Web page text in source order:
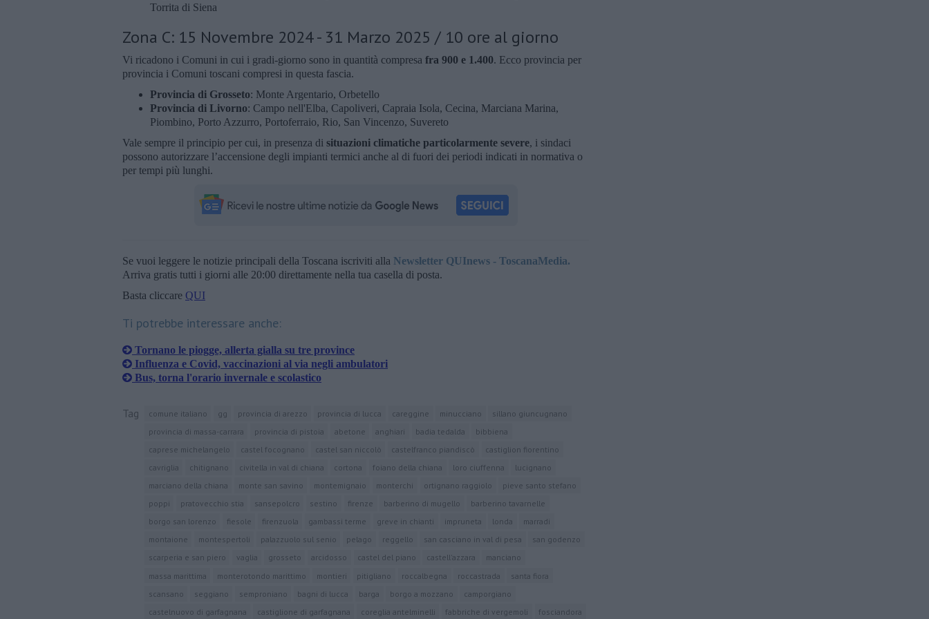
Torrita di Siena
Zona C: 15 Novembre 2024 - 31 Marzo 2025 / 10 ore al giorno
Vi ricadono i Comuni in cui i gradi-giorno sono in quantità compresa fra 900 e 1.400. Ecco provincia per
provincia i Comuni toscani compresi in questa fascia.
Provincia di Grosseto: Monte Argentario, Orbetello
Provincia di Livorno: Campo nell'Elba, Capoliveri, Capraia Isola, Cecina, Marciana Marina,
Piombino, Porto Azzurro, Portoferraio, Rio, San Vincenzo, Suvereto
Vale sempre il principio per cui, in presenza di situazioni climatiche particolarmente severe, i sindaci
possono autorizzare l’accensione degli impianti termici anche al di fuori dei periodi indicati in normativa o
per tempi più lunghi.
Se vuoi leggere le notizie principali della Toscana iscriviti alla Newsletter QUInews - ToscanaMedia.
Arriva gratis tutti i giorni alle 20:00 direttamente nella tua casella di posta.
Basta cliccare QUI
Ti potrebbe interessare anche:
Tornano le piogge, allerta gialla su tre province
Influenza e Covid, vaccinazioni al via negli ambulatori
Bus, torna l'orario invernale e scolastico
Tag comune italiano gg provincia di arezzo provincia di lucca careggine minucciano
sillano giuncugnano
provincia di massa-carrara
provincia di pistoia abetone anghiari badia tedalda
bibbiena
caprese michelangelo
castel focognano castel san niccolò castelfranco piandiscò
castiglion fiorentino
cavriglia
chitignano civitella in val di chiana cortona foiano della chiana loro ciuffenna
lucignano
marciano della chiana
monte san savino montemignaio monterchi ortignano raggiolo
pieve santo stefano
poppi
pratovecchio stia sansepolcro sestino firenze barberino di mugello
barberino tavarnelle
borgo san lorenzo
fiesole firenzuola gambassi terme greve in chianti impruneta londa
marradi
montaione
montespertoli palazzuolo sul senio pelago reggello san casciano in val di pesa
san godenzo
scarperia e san piero
vaglia grosseto arcidosso castel del piano castell'azzara
manciano
massa marittima
monterotondo marittimo montieri pitigliano roccalbegna roccastrada
santa fiora
scansano
seggiano semproniano bagni di lucca barga borgo a mozzano
camporgiano
castelnuovo di garfagnana
castiglione di garfagnana coreglia antelminelli fabbriche di vergemoli fosciandora